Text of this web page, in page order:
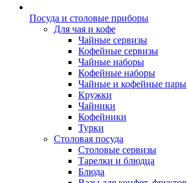
Посуда и столовые приборы
Для чая и кофе
Чайные сервизы
Кофейные сервизы
Чайные наборы
Кофейные наборы
Чайные и кофейные пары
Кружки
Чайники
Кофейники
Турки
Столовая посуда
Столовые сервизы
Тарелки и блюдца
Блюда